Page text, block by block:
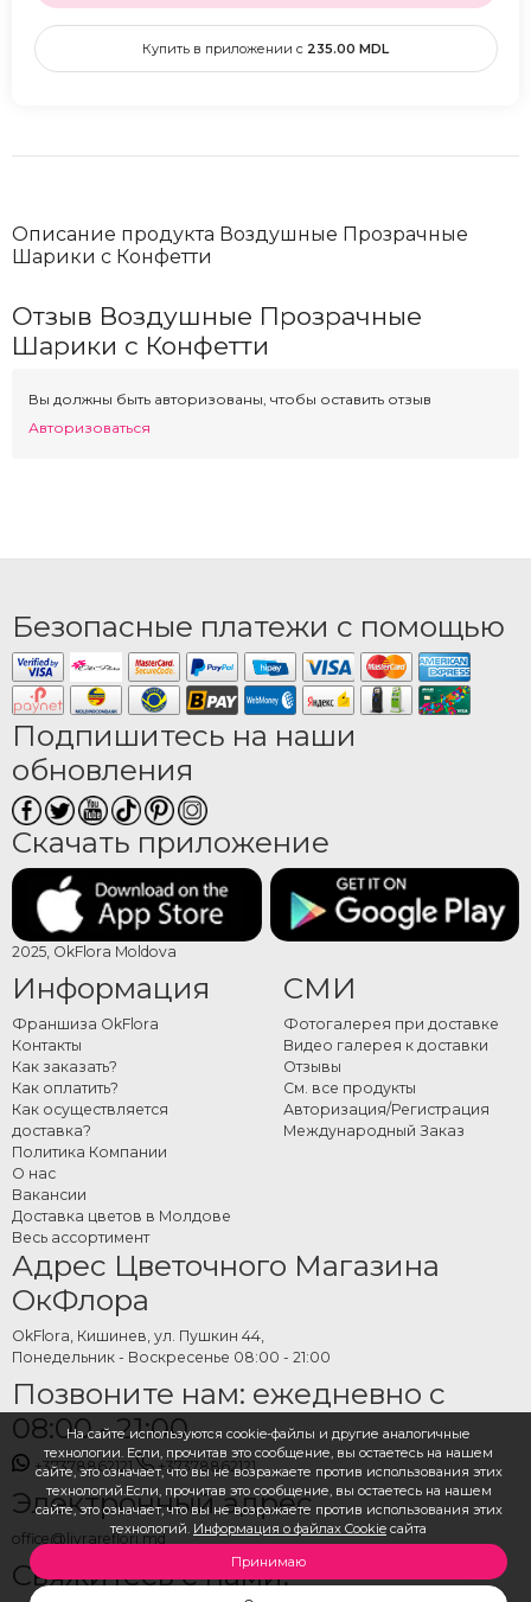
На сайте используются cookie-файлы и другие аналогичные
технологии. Если, прочитав это сообщение, вы остаетесь на нашем
сайте, это означает, что вы не возражаете против использования этих
технологий.Если, прочитав это сообщение, вы остаетесь на нашем
сайте, это означает, что вы не возражаете против использования этих
технологий. Информация о файлах Cookie сайта
Принимаю
Купить в приложении с 235.00 MDL
Описание продукта Воздушные Прозрачные
Шарики с Конфетти
Отзыв Воздушные Прозрачные
Шарики с Конфетти
Вы должны быть авторизованы, чтобы оставить отзыв
Авторизоваться
Безопасные платежи с помощью
Подпишитесь на наши
обновления
Скачать приложение
2025, OkFlora Moldova
Информация
Франшиза OkFlora
Контакты
Как заказать?
Как оплатить?
Как осуществляется
доставка?
Политика Компании
О нас
Вакансии
Доставка цветов в Молдове
Весь ассортимент
СМИ
Фотогалерея при доставке
Видео галерея к доставки
Отзывы
См. все продукты
Авторизация/Регистрация
Международный Заказ
Адрес Цветочного Магазина
ОкФлора
OkFlora, Кишинев, ул. Пушкин 44,
Понедельник - Воскресенье 08:00 - 21:00
Позвоните нам: ежедневно с
08:00 - 21:00
+37378862121 +37378862121
Электронный адрес
office@livrareflori.md
Свяжитесь с нами: